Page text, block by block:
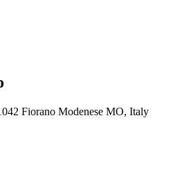
Fiorano Modenese MO, Italy